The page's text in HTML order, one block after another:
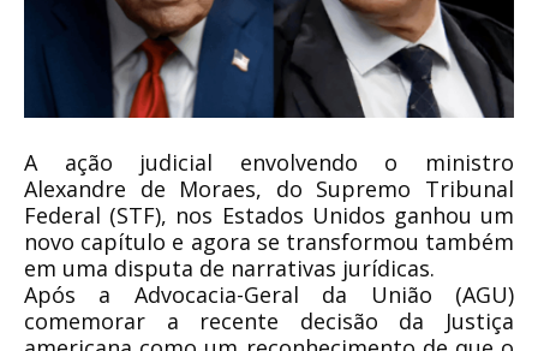
A ação judicial envolvendo o ministro
Alexandre de Moraes, do Supremo Tribunal
Federal (STF), nos Estados Unidos ganhou um
novo capítulo e agora se transformou também
em uma disputa de narrativas jurídicas.
Após a Advocacia-Geral da União (AGU)
comemorar a recente decisão da Justiça